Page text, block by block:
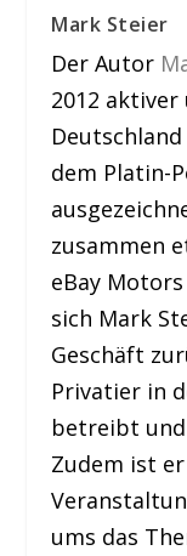
Mark Steier
Der Autor
2012
dem Platin-
zusammen
eBay
sich Mark
Geschäft
Privatier in
betreibt
Zudem ist
ums das